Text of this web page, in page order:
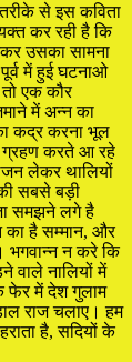
से इस कविता
कर रही है कि
उसका सामना
में हुई घटनाओ
एक कौर
में अन्न का
कद्र करना भूल
ग्रहण करते आ रहे
लेकर थालियों
सबसे बड़ी
समझने लगे है
है सम्मान, और
भगवान्न न करे कि
वाले नालियों में
फेर में देश गुलाम
राज चलाए। हम
है, सदियों के